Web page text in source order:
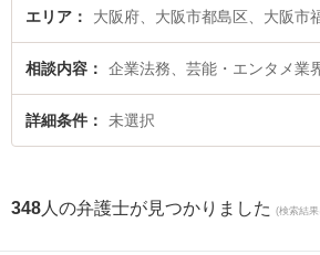
す。特に法律事務所Acrew（アクル）の中原 圭介
た芸能・エンタメ業界のトラブルを今すぐに弁護
ンタメ業界のトラブル解決の実績豊富な近くの弁
談無料で芸能・エンタメ業界を法律相談できる大
エリア
相談内容 企業法務、芸能・エンタメ業
詳細条件 未選択
348 人の弁護士が見つかりました (検索結